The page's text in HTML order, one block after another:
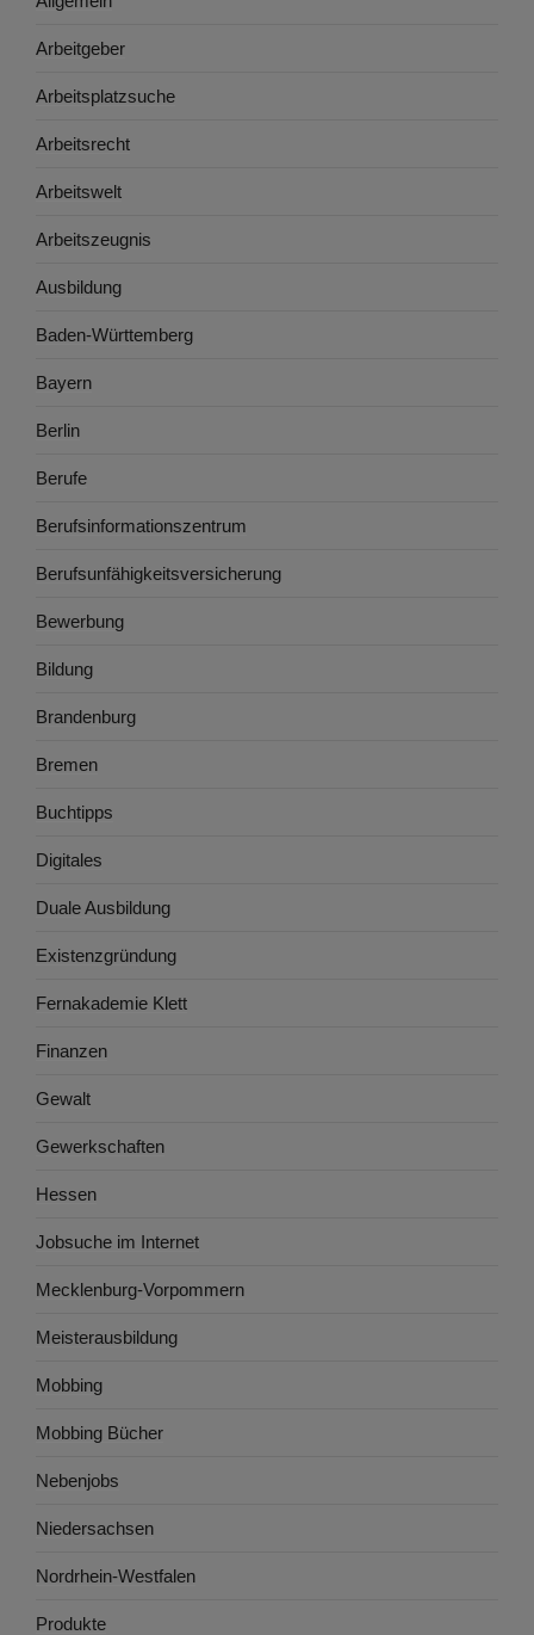
Arbeitgeber
Arbeitsplatzsuche
Arbeitsrecht
Arbeitswelt
Arbeitszeugnis
Ausbildung
Baden-Württemberg
Bayern
Berlin
Berufe
Berufsinformationszentrum
Berufsunfähigkeitsversicherung
Bewerbung
Bildung
Brandenburg
Bremen
Buchtipps
Digitales
Duale Ausbildung
Existenzgründung
Fernakademie Klett
Finanzen
Gewalt
Gewerkschaften
Hessen
Jobsuche im Internet
Mecklenburg-Vorpommern
Meisterausbildung
Mobbing
Mobbing Bücher
Nebenjobs
Niedersachsen
Nordrhein-Westfalen
Produkte